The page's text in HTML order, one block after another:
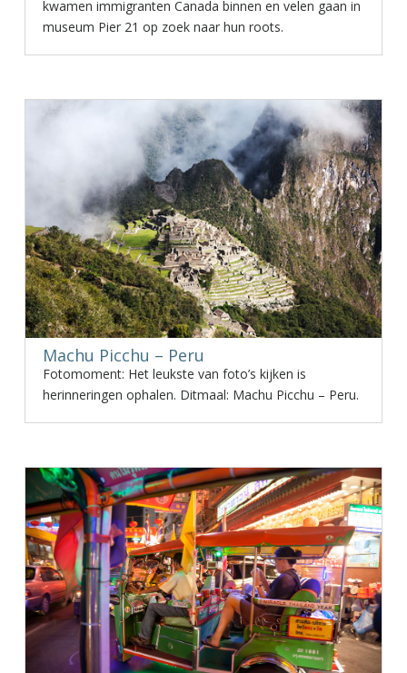
kwamen immigranten Canada binnen en velen gaan in
museum Pier 21 op zoek naar hun roots.
Machu Picchu – Peru
Fotomoment: Het leukste van foto’s kijken is
herinneringen ophalen. Ditmaal: Machu Picchu – Peru.